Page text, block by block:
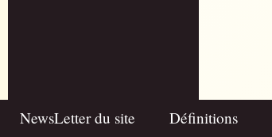
NewsLetter du site Définitions